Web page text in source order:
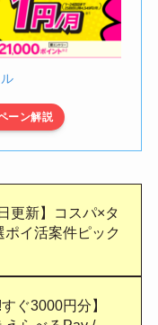
ーン解説
更新】コスパ×タ
イ活案件ピック
ぐ3000円分】